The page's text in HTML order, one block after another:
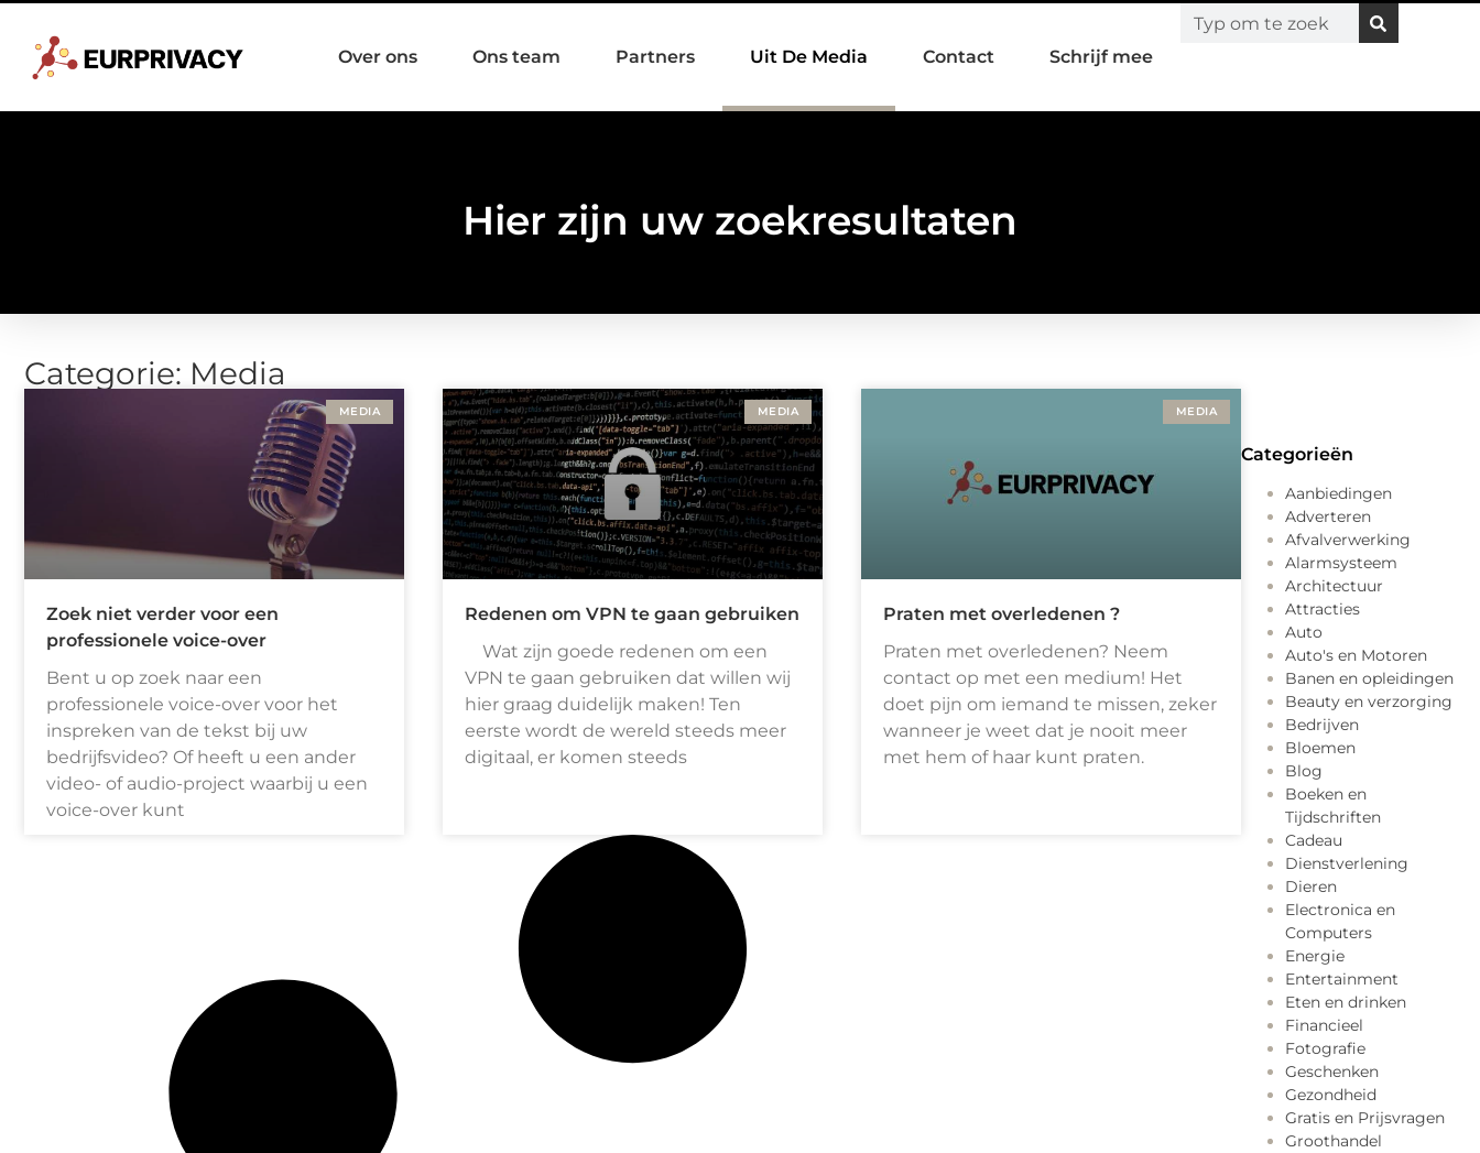
Over ons Ons team Partners Uit De Media Contact Schrijf mee
Hier zijn uw zoekresultaten
Categorie: Media
MEDIA
Zoek niet verder voor een
professionele voice-over
Bent u op zoek naar een
professionele voice-over voor het
inspreken van de tekst bij uw
bedrijfsvideo? Of heeft u een ander
video- of audio-project waarbij u een
voice-over kunt
MEDIA
Redenen om VPN te gaan gebruiken
Wat zijn goede redenen om een
VPN te gaan gebruiken dat willen wij
hier graag duidelijk maken! Ten
eerste wordt de wereld steeds meer
digitaal, er komen steeds
MEDIA
Praten met overledenen ?
Praten met overledenen? Neem
contact op met een medium! Het
doet pijn om iemand te missen, zeker
wanneer je weet dat je nooit meer
met hem of haar kunt praten.
Categorieën
Aanbiedingen
Adverteren
Afvalverwerking
Alarmsysteem
Architectuur
Attracties
Auto
Auto's en Motoren
Banen en opleidingen
Beauty en verzorging
Bedrijven
Bloemen
Blog
Boeken en
Tijdschriften
Cadeau
Dienstverlening
Dieren
Electronica en
Computers
Energie
Entertainment
Eten en drinken
Financieel
Fotografie
Geschenken
Gezondheid
Gratis en Prijsvragen
Groothandel